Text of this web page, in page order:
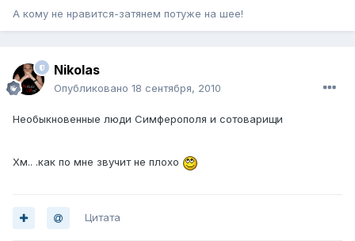
А кому не нравится-затянем потуже на шее!
Nikolas
Опубликовано 18 сентября, 2010
Необыкновенные люди Симферополя и сотоварищи
Хм.. .как по мне звучит не плохо
Цитата